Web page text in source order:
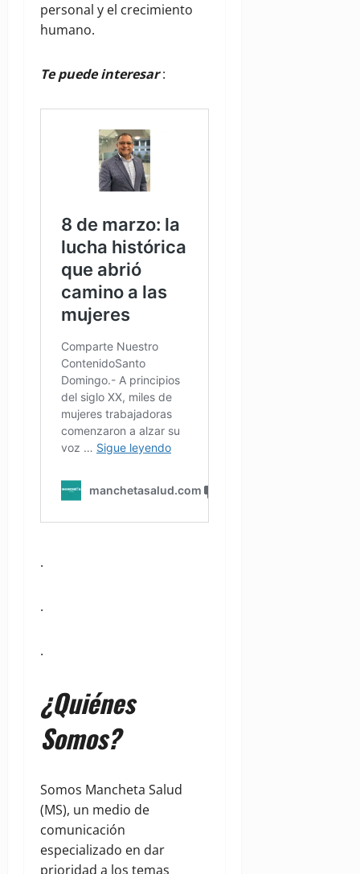
personal y el crecimiento
humano.
Te puede interesar:
.
.
.
¿Quiénes
Somos?
Somos Mancheta Salud
(MS), un medio de
comunicación
especializado en dar
prioridad a los temas